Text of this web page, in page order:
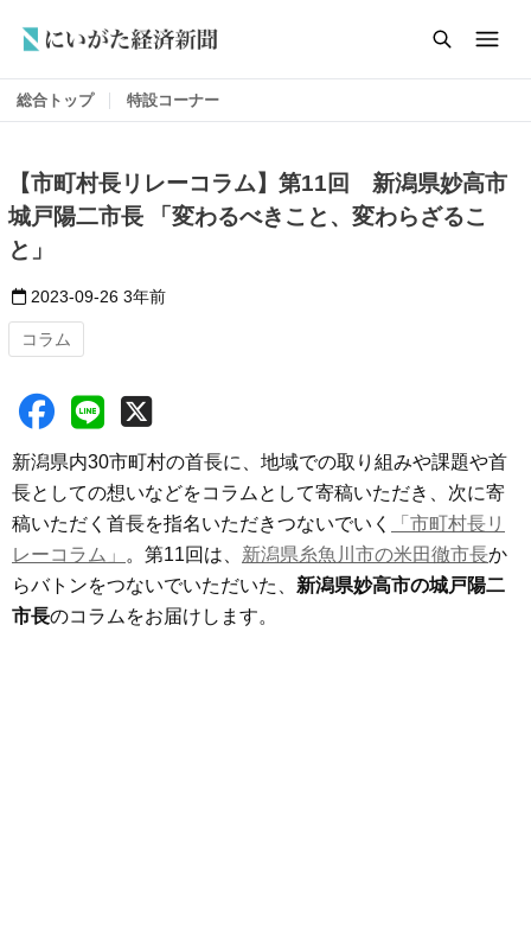
総合トップ 特設コーナー
【市町村長リレーコラム】第11回 新潟県妙高市
城戸陽二市長 「変わるべきこと、変わらざるこ
と」
2023-09-26 3年前
コラム
新潟県内30市町村の首長に、地域での取り組みや課題や首
長としての想いなどをコラムとして寄稿いただき、次に寄
稿いただく首長を指名いただきつないでいく
「市町村長リ
レーコラム」
。第11回は、 新潟県糸魚川市の米田徹市長か
らバトンをつないでいただいた、 新潟県妙高市の城戸陽二
市長のコラムをお届けします。